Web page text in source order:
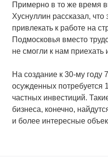
Примерно в то же время
Хуснуллин рассказал,
привлекать к работе на
Подмосковья вместо
не смогли к нам приехать
На создание к 30-му году
осужденных потребуется
частных инвестиций.
бизнеса, конечно,
и более интересные